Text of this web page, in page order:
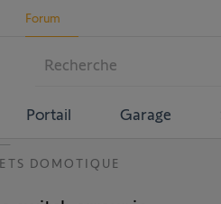
Forum
Portail Garage
DOMOTIQUE